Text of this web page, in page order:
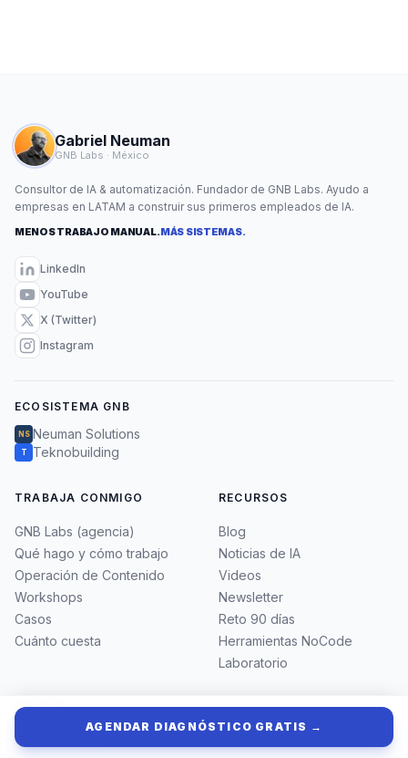
AGENDAR DIAGNÓSTICO GRATIS →
Gabriel Neuman
GNB Labs · México
Consultor de IA & automatización. Fundador de GNB Labs. Ayudo a
empresas en LATAM a construir sus primeros empleados de IA.
MENOS TRABAJO MANUAL.MÁS SISTEMAS.
LinkedIn
YouTube
X (Twitter)
Instagram
ECOSISTEMA GNB
NS Neuman Solutions
T Teknobuilding
TRABAJA CONMIGO
GNB Labs (agencia)
Qué hago y cómo trabajo
Operación de Contenido
Workshops
Casos
Cuánto cuesta
RECURSOS
Blog
Noticias de IA
Videos
Newsletter
Reto 90 días
Herramientas NoCode
Laboratorio
GABRIEL
Quién es Gabriel